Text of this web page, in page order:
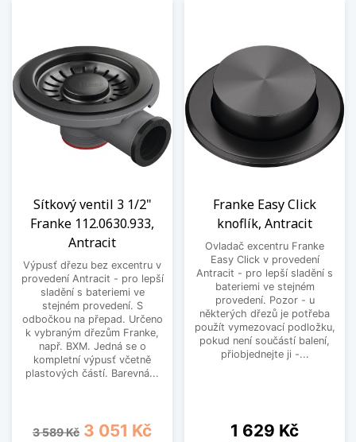
Sítkový ventil 3 1/2"
Franke 112.0630.933,
Antracit
Výpusť dřezu bez excentru v
provedení Antracit - pro lepší
sladění s bateriemi ve
stejném provedení. S
odbočkou na přepad. Určeno
k vybraným dřezům Franke,
např. BXM. Jedná se o
kompletní výpusť včetně
plastových částí. Barevná...
Běžná cena
3 589 Kč Cena
3 051 Kč
Franke Easy Click
knoflík, Antracit
Ovladač excentru Franke
Easy Click v provedení
Antracit - pro lepší sladění s
bateriemi ve stejném
provedení. Pozor - u
některých dřezů je potřeba
použít vymezovací podložku,
pokud není součástí balení,
přiobjednejte ji -...
Cena
1 629 Kč